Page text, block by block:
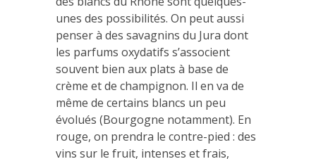
unes des possibilités. On peut aussi
penser à des savagnins du Jura dont
les parfums oxydatifs s’associent
souvent bien aux plats à base de
crème et de champignon. Il en va de
même de certains blancs un peu
évolués (Bourgogne notamment). En
rouge, on prendra le contre-pied : des
vins sur le fruit, intenses et frais,